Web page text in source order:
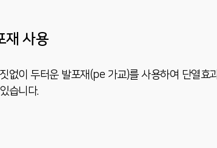
재 사용
없이 두터운 발포재(pe 가교)를 사용하여 단열효
습니다.